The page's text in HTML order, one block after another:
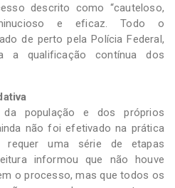
descrito como “cauteloso,
e eficaz. Todo o
de perto pela Polícia Federal,
a qualificação contínua dos
da população e dos próprios
não foi efetivado na prática
requer uma série de etapas
informou que não houve
o processo, mas que todos os